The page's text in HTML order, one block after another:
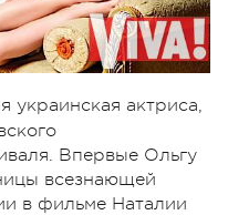
украинская актриса,
Впервые Ольгу
всезнающей
в фильме Наталии